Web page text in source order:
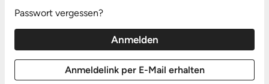
Passwort vergessen?